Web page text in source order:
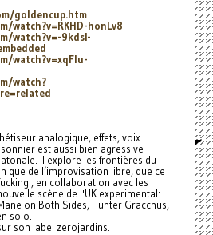
goldencup.htm
watch?v=RKHD-honLv8
watch?v=-9kdsI-
watch?v=xqFlu-
watch?
analogique, effets, voix.
est aussi bien agressive
Il explore les frontières du
que de l’improvisation libre, que ce
, en collaboration avec les
scène de l'UK experimental:
on Both Sides, Hunter Gracchus,
solo.
son label zerojardins.